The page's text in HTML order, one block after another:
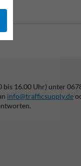
bis 16.00 Uhr) unter
info@trafficsupply.de